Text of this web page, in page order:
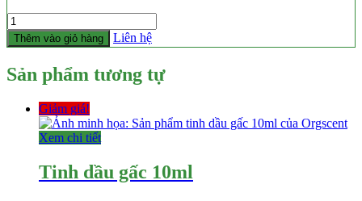
Số
lượng
Thêm vào giỏ hàng Liên hệ
Sản phẩm tương tự
Giảm giá!
Xem chi tiết
Tinh dầu gấc 10ml